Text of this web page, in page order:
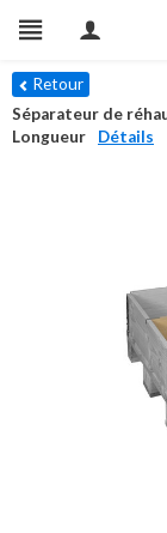
Retour
Séparateur de
Longueur
Détails